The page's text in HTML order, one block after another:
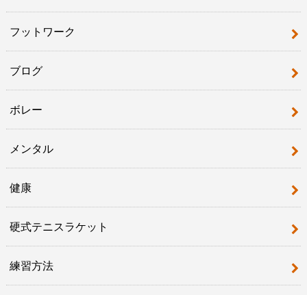
フットワーク
ブログ
ボレー
メンタル
健康
硬式テニスラケット
練習方法